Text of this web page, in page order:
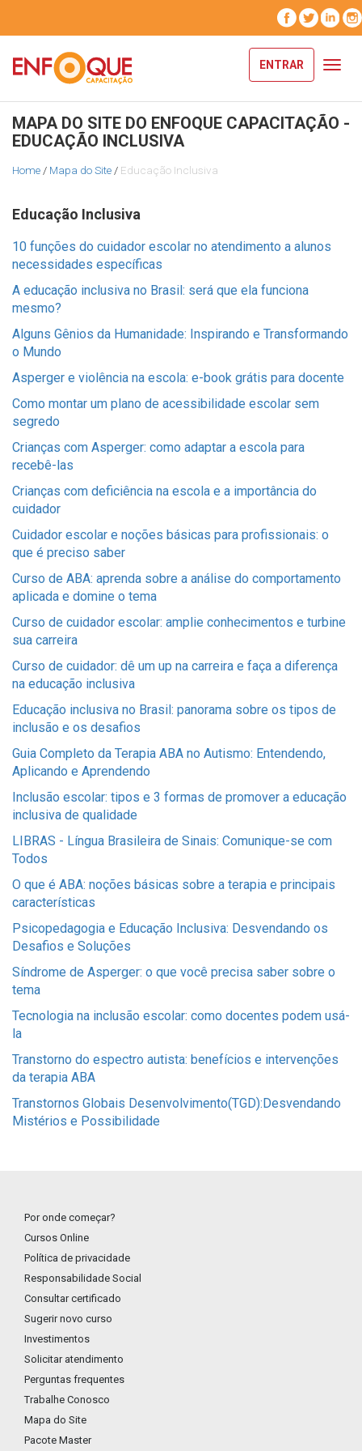
ENTRAR
MAPA DO SITE DO ENFOQUE CAPACITAÇÃO -
EDUCAÇÃO INCLUSIVA
Home / Mapa do Site / Educação Inclusiva
Educação Inclusiva
10 funções do cuidador escolar no atendimento a alunos
necessidades específicas
A educação inclusiva no Brasil: será que ela funciona
mesmo?
Alguns Gênios da Humanidade: Inspirando e Transformando
o Mundo
Asperger e violência na escola: e-book grátis para docente
Como montar um plano de acessibilidade escolar sem
segredo
Crianças com Asperger: como adaptar a escola para
recebê-las
Crianças com deficiência na escola e a importância do
cuidador
Cuidador escolar e noções básicas para profissionais: o
que é preciso saber
Curso de ABA: aprenda sobre a análise do comportamento
aplicada e domine o tema
Curso de cuidador escolar: amplie conhecimentos e turbine
sua carreira
Curso de cuidador: dê um up na carreira e faça a diferença
na educação inclusiva
Educação inclusiva no Brasil: panorama sobre os tipos de
inclusão e os desafios
Guia Completo da Terapia ABA no Autismo: Entendendo,
Aplicando e Aprendendo
Inclusão escolar: tipos e 3 formas de promover a educação
inclusiva de qualidade
LIBRAS - Língua Brasileira de Sinais: Comunique-se com
Todos
O que é ABA: noções básicas sobre a terapia e principais
características
Psicopedagogia e Educação Inclusiva: Desvendando os
Desafios e Soluções
Síndrome de Asperger: o que você precisa saber sobre o
tema
Tecnologia na inclusão escolar: como docentes podem usá-
la
Transtorno do espectro autista: benefícios e intervenções
da terapia ABA
Transtornos Globais Desenvolvimento(TGD):Desvendando
Mistérios e Possibilidade
Por onde começar?
Cursos Online
Política de privacidade
Responsabilidade Social
Consultar certificado
Sugerir novo curso
Investimentos
Solicitar atendimento
Perguntas frequentes
Trabalhe Conosco
Mapa do Site
Pacote Master